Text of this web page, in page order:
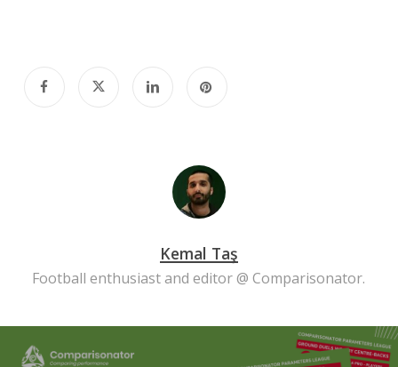
Kemal Taş
Football enthusiast and editor @ Comparisonator.